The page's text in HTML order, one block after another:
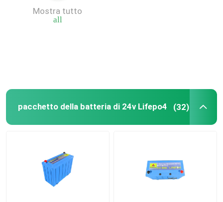
all
Mostra tutto
pacchetto della batteria di 24v Lifepo4 (32)